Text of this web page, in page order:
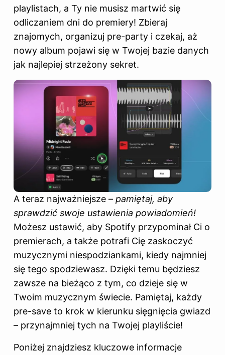
playlistach, a Ty nie musisz martwić się
odliczaniem dni do premiery! Zbieraj
znajomych, organizuj pre-party i czekaj, aż
nowy album pojawi się w Twojej bazie danych
jak najlepiej strzeżony sekret.
A teraz najważniejsze – pamiętaj, aby
sprawdzić swoje ustawienia powiadomień!
Możesz ustawić, aby Spotify przypominał Ci o
premierach, a także potrafi Cię zaskoczyć
muzycznymi niespodziankami, kiedy najmniej
się tego spodziewasz. Dzięki temu będziesz
zawsze na bieżąco z tym, co dzieje się w
Twoim muzycznym świecie. Pamiętaj, każdy
pre-save to krok w kierunku sięgnięcia gwiazd
– przynajmniej tych na Twojej playliście!
Poniżej znajdziesz kluczowe informacje